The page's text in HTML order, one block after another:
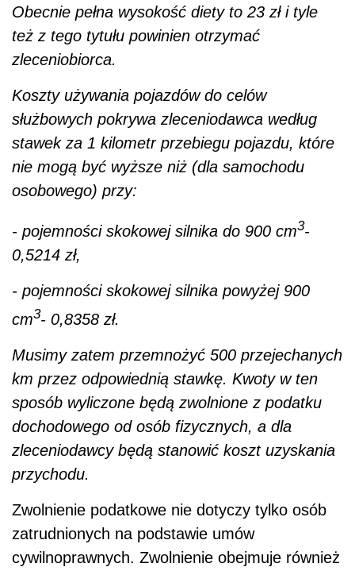
Obecnie pełna wysokość diety to 23 zł i tyle
też z tego tytułu powinien otrzymać
zleceniobiorca.
Koszty używania pojazdów do celów
służbowych pokrywa zleceniodawca według
stawek za 1 kilometr przebiegu pojazdu, które
nie mogą być wyższe niż (dla samochodu
osobowego) przy:
- pojemności skokowej silnika do 900 cm3-
0,5214 zł,
- pojemności skokowej silnika powyżej 900
cm3- 0,8358 zł.
Musimy zatem przemnożyć 500 przejechanych
km przez odpowiednią stawkę. Kwoty w ten
sposób wyliczone będą zwolnione z podatku
dochodowego od osób fizycznych, a dla
zleceniodawcy będą stanowić koszt uzyskania
przychodu.
Zwolnienie podatkowe nie dotyczy tylko osób
zatrudnionych na podstawie umów
cywilnoprawnych. Zwolnienie obejmuje również